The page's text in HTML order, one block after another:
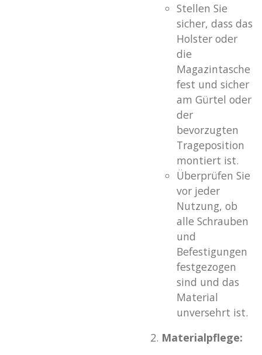
Stellen Sie
sicher, dass das
Holster oder
die
Magazintasche
fest und sicher
am Gürtel oder
der
bevorzugten
Trageposition
montiert ist.
Überprüfen Sie
vor jeder
Nutzung, ob
alle Schrauben
und
Befestigungen
festgezogen
sind und das
Material
unversehrt ist.
Materialpflege: